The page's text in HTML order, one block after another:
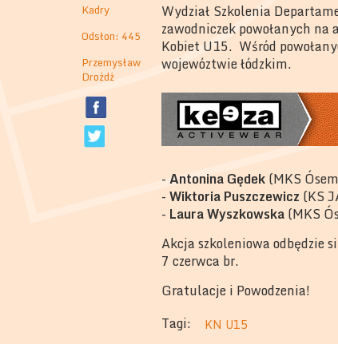
Kadry
Odsłon: 445
Przemysław
Drożdż
Wydział Szkolenia
zawodniczek powołanych
Kobiet U15. Wśród
wojewóztwie łódzkim.
-Antonina Gędek(MKS
-Wiktoria Puszczewicz (KS
- Laura Wyszkowska(MKS
Akcja szkoleniowa odbędzie
7 czerwca br.
Gratulacje i Powodzenia!
Tagi:
KN U15